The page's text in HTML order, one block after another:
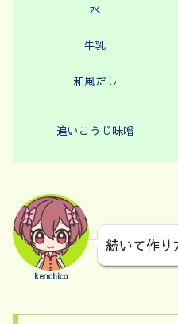
水
牛乳
和風だし
追いこうじ味噌
kenchico
続いて作り